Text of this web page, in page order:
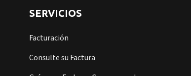
SERVICIOS
Facturación
Consulte su Factura